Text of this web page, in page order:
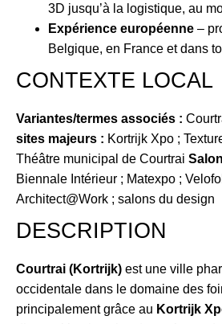
3D jusqu’à la logistique, au
Expérience européenne –
Belgique, en France et dans
CONTEXTE LOCAL
Variantes/termes associés :
sites majeurs : Kortrijk Xpo ;
Théâtre municipal de Courtrai
Biennale Intérieur ; Matexpo ;
Architect@Work ; salons du design
DESCRIPTION
Courtrai (Kortrijk) est une ville
occidentale dans le domaine des
principalement grâce au Kortrijk